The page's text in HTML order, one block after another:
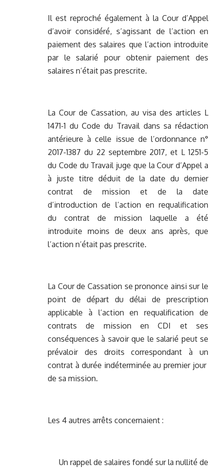
Il est reproché également à la Cour d’Appel
d’avoir considéré, s’agissant de l’action en
paiement des salaires que l’action introduite
par le salarié pour obtenir paiement des
salaires n’était pas prescrite.
La Cour de Cassation, au visa des articles L
1471-1 du Code du Travail dans sa rédaction
antérieure à celle issue de l’ordonnance n°
2017-1387 du 22 septembre 2017, et L 1251-5
du Code du Travail juge que la Cour d’Appel a
à juste titre déduit de la date du dernier
contrat de mission et de la date
d’introduction de l’action en requalification
du contrat de mission laquelle a été
introduite moins de deux ans après, que
l’action n’était pas prescrite.
La Cour de Cassation se prononce ainsi sur le
point de départ du délai de prescription
applicable à l’action en requalification de
contrats de mission en CDI et ses
conséquences à savoir que le salarié peut se
prévaloir des droits correspondant à un
contrat à durée indéterminée au premier jour
de sa mission.
Les 4 autres arrêts concernaient :
Un rappel de salaires fondé sur la nullité de